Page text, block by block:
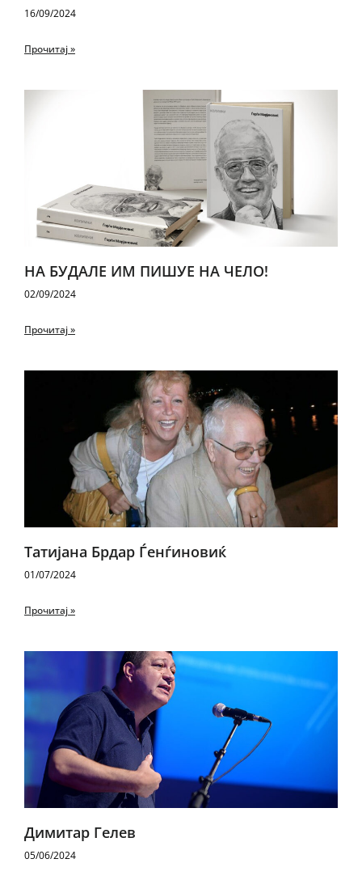
16/09/2024
Прочитај »
НА БУ­ДА­ЛЕ ИМ ПИ­ШУ­Е НА ЧЕ­ЛО!
02/09/2024
Прочитај »
Татијана Брдар Ѓенѓиновиќ
01/07/2024
Прочитај »
Димитар Гелев
05/06/2024